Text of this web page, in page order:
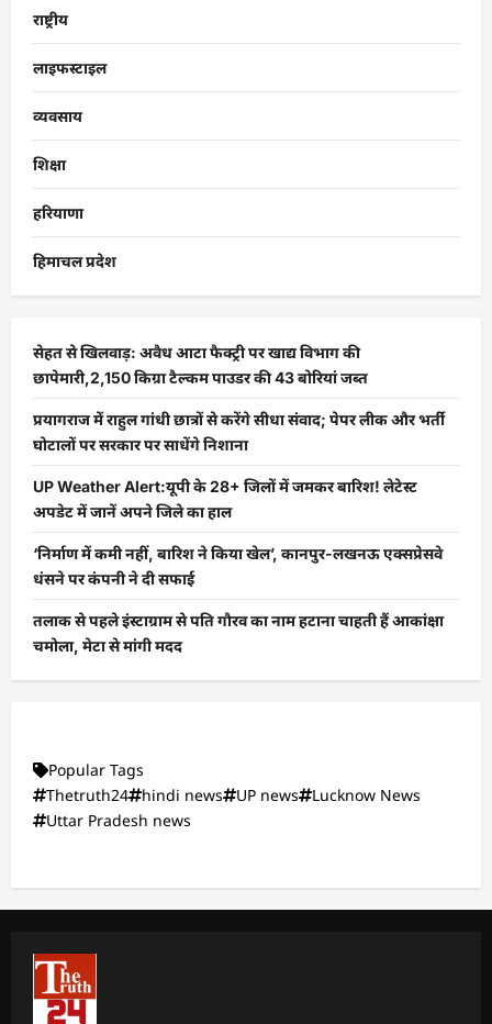
राष्ट्रीय
लाइफस्टाइल
व्यवसाय
शिक्षा
हरियाणा
हिमाचल प्रदेश
सेहत से खिलवाड़: अवैध आटा फैक्ट्री पर खाद्य विभाग की
छापेमारी,2,150 किग्रा टैल्कम पाउडर की 43 बोरियां जब्त
प्रयागराज में राहुल गांधी छात्रों से करेंगे सीधा संवाद; पेपर लीक और भर्ती
घोटालों पर सरकार पर साधेंगे निशाना
UP Weather Alert:यूपी के 28+ जिलों में जमकर बारिश! लेटेस्ट
अपडेट में जानें अपने जिले का हाल
‘निर्माण में कमी नहीं, बारिश ने किया खेल’, कानपुर-लखनऊ एक्सप्रेसवे
धंसने पर कंपनी ने दी सफाई
तलाक से पहले इंस्टाग्राम से पति गौरव का नाम हटाना चाहती हैं आकांक्षा
चमोला, मेटा से मांगी मदद
Popular Tags
Thetruth24
hindi news UP news
Lucknow News
Uttar Pradesh news